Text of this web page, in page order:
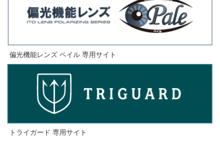
偏光機能レンズ ペイル 専用サイト
トライガード 専用サイト